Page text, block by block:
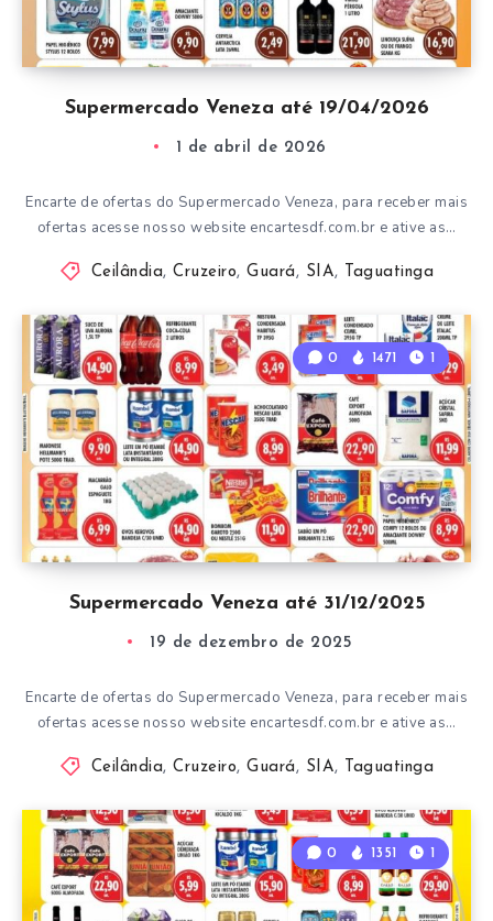
Supermercado Veneza até 19/04/2026
1 de abril de 2026
Encarte de ofertas do Supermercado Veneza, para receber mais
ofertas acesse nosso website encartesdf.com.br e ative as…
Ceilândia, Cruzeiro, Guará , SIA, Taguatinga
Supermercado Veneza até 31/12/2025
0 1471 1
19 de dezembro de 2025
Encarte de ofertas do Supermercado Veneza, para receber mais
ofertas acesse nosso website encartesdf.com.br e ative as…
Ceilândia, Cruzeiro, Guará , SIA, Taguatinga
0 1351 1